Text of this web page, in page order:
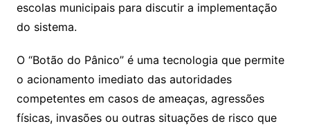
escolas municipais para discutir a implementação
do sistema.
O “Botão do Pânico” é uma tecnologia que permite
o acionamento imediato das autoridades
competentes em casos de ameaças, agressões
físicas, invasões ou outras situações de risco que